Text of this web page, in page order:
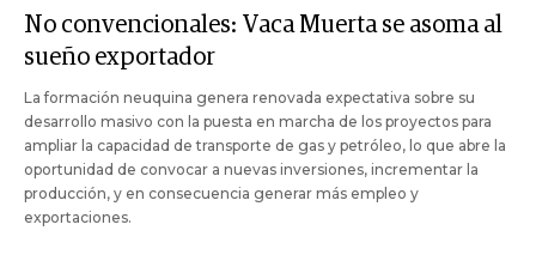
No convencionales: Vaca Muerta se asoma al
sueño exportador
La formación neuquina genera renovada expectativa sobre su
desarrollo masivo con la puesta en marcha de los proyectos para
ampliar la capacidad de transporte de gas y petróleo, lo que abre la
oportunidad de convocar a nuevas inversiones, incrementar la
producción, y en consecuencia generar más empleo y
exportaciones.